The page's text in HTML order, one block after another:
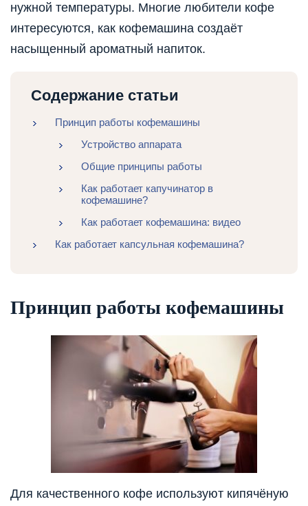
нужной температуры. Многие любители кофе
интересуются, как кофемашина создаёт
насыщенный ароматный напиток.
Содержание статьи
Принцип работы кофемашины
Устройство аппарата
Общие принципы работы
Как работает капучинатор в
кофемашине?
Как работает кофемашина: видео
Как работает капсульная кофемашина?
Принцип работы кофемашины
Для качественного кофе используют кипячёную